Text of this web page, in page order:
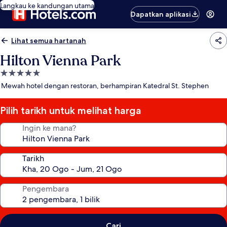
Langkau ke kandungan utama
Dapatkan aplikasi
Lihat semua hartanah
Hilton Vienna Park
Hartanah
5.0
Mewah hotel dengan restoran, berhampiran Katedral St. Stephen
Pilih tarikh untuk melihat harga
Ingin ke mana?
Tarikh
Pengembara